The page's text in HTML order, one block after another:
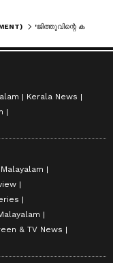
Kerala News
& TV News